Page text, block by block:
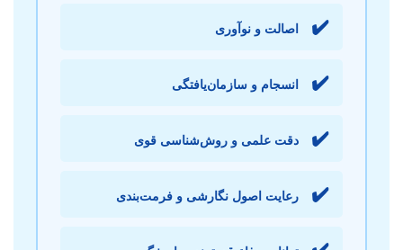
✔️ اصالت و نوآوری
✔️ انسجام و سازمان‌یافتگی
✔️ دقت علمی و روش‌شناسی قوی
✔️ رعایت اصول نگارشی و فرمت‌بندی